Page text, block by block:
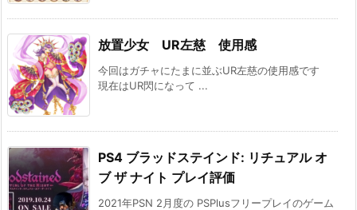
放置少女 UR左慈 使用感
今回はガチャにたまに並ぶUR左慈の使用感です
現在はUR閃になって ...
PS4 ブラッドステインド: リチュアル オ
ブ ザ ナイト プレイ評価
2021年PSN 2月度の PSPlusフリープレイのゲーム